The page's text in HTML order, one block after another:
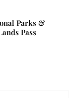
Parks &
Pass